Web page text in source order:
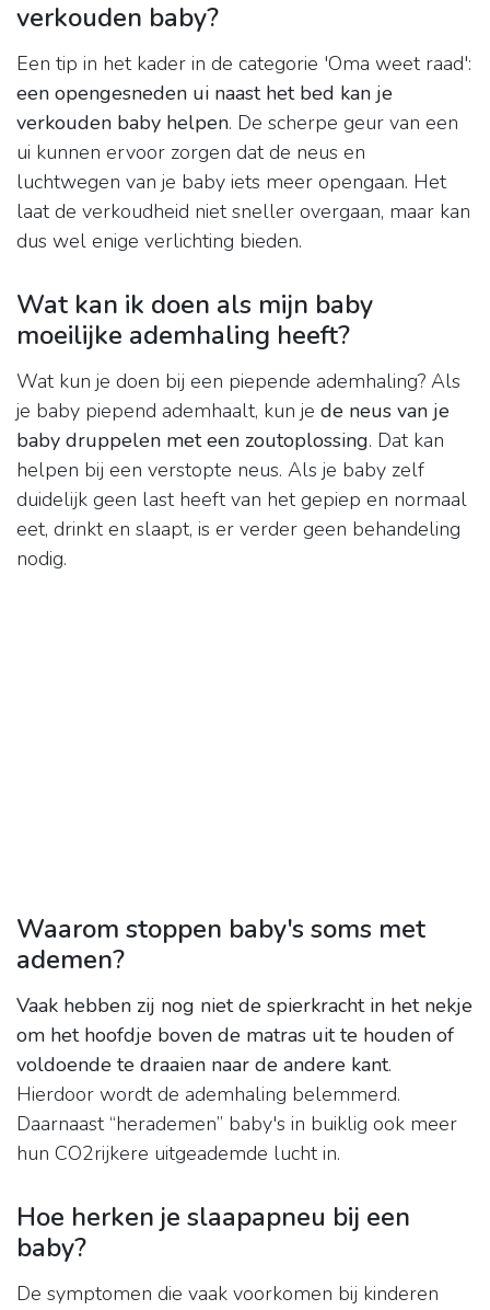
verkouden baby?
Een tip in het kader in de categorie 'Oma weet raad':
een opengesneden ui naast het bed kan je
verkouden baby helpen. De scherpe geur van een
ui kunnen ervoor zorgen dat de neus en
luchtwegen van je baby iets meer opengaan. Het
laat de verkoudheid niet sneller overgaan, maar kan
dus wel enige verlichting bieden.
Wat kan ik doen als mijn baby
moeilijke ademhaling heeft?
Wat kun je doen bij een piepende ademhaling? Als
je baby piepend ademhaalt, kun je de neus van je
baby druppelen met een zoutoplossing. Dat kan
helpen bij een verstopte neus. Als je baby zelf
duidelijk geen last heeft van het gepiep en normaal
eet, drinkt en slaapt, is er verder geen behandeling
nodig.
Waarom stoppen baby's soms met
ademen?
Vaak hebben zij nog niet de spierkracht in het nekje
om het hoofdje boven de matras uit te houden of
voldoende te draaien naar de andere kant.
Hierdoor wordt de ademhaling belemmerd.
Daarnaast “herademen” baby's in buiklig ook meer
hun CO2rijkere uitgeademde lucht in.
Hoe herken je slaapapneu bij een
baby?
De symptomen die vaak voorkomen bij kinderen